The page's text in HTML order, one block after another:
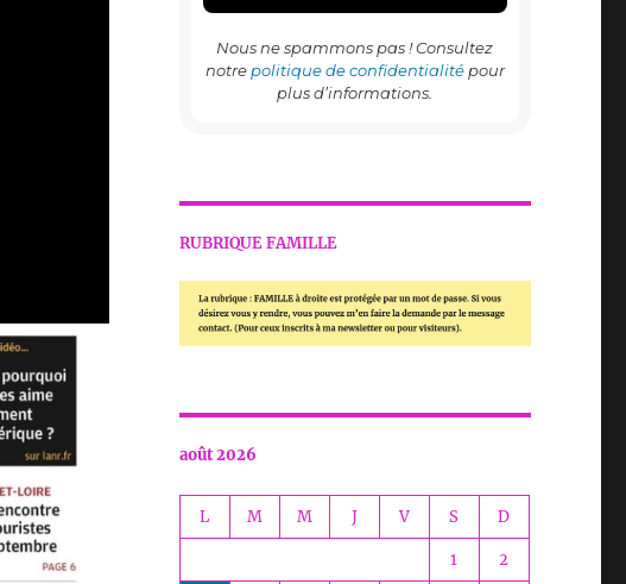
Nous ne spammons pas ! Consultez
notre politique de confidentialitépour
plus d’informations.
RUBRIQUE FAMILLE
août 2026
L M M J V S D
1 2